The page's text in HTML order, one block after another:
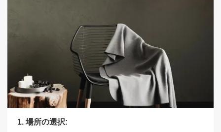
1. 場所の選択: